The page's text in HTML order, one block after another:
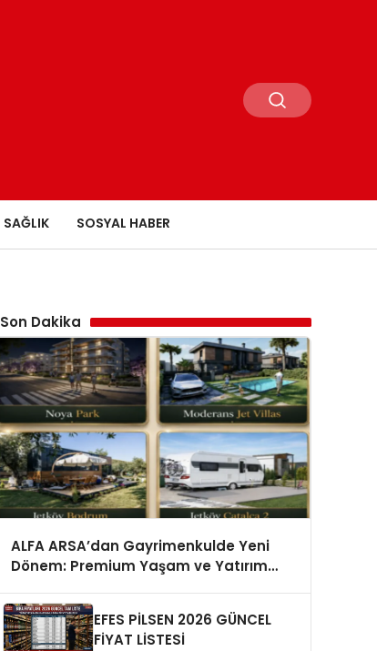
SAĞLIK SOSYAL HABER
Son Dakika
ALFA ARSA’dan Gayrimenkulde Yeni
Dönem: Premium Yaşam ve Yatırım
EFES PİLSEN 2026 GÜNCEL
FİYAT LİSTESİ